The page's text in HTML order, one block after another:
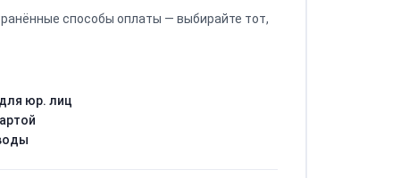
способы оплаты — выбирайте тот,
юр. лиц